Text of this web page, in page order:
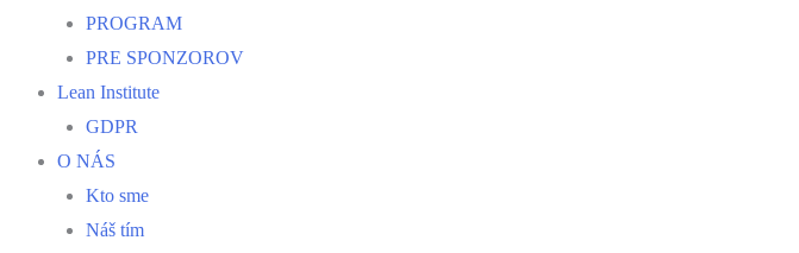
PROGRAM
PRE SPONZOROV
Lean Institute
GDPR
O NÁS
Kto sme
Náš tím